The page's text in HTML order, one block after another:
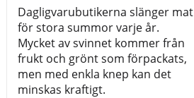
Dagligvarubutikerna slänger mat
för stora summor varje år.
Mycket av svinnet kommer från
frukt och grönt som förpackats,
men med enkla knep kan det
minskas kraftigt.